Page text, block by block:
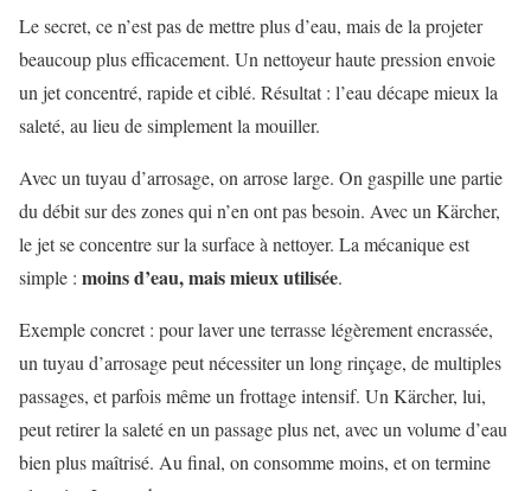
Le secret, ce n’est pas de mettre plus d’eau, mais de la projeter
beaucoup plus efficacement. Un nettoyeur haute pression envoie
un jet concentré, rapide et ciblé. Résultat : l’eau décape mieux la
saleté, au lieu de simplement la mouiller.
Avec un tuyau d’arrosage, on arrose large. On gaspille une partie
du débit sur des zones qui n’en ont pas besoin. Avec un Kärcher,
le jet se concentre sur la surface à nettoyer. La mécanique est
simple : moins d’eau, mais mieux utilisée.
Exemple concret : pour laver une terrasse légèrement encrassée,
un tuyau d’arrosage peut nécessiter un long rinçage, de multiples
passages, et parfois même un frottage intensif. Un Kärcher, lui,
peut retirer la saleté en un passage plus net, avec un volume d’eau
bien plus maîtrisé. Au final, on consomme moins, et on termine